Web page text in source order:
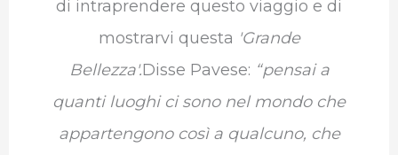
di intraprendere questo viaggio e di
mostrarvi questa 'Grande
Bellezza'.Disse Pavese: “pensai a
quanti luoghi ci sono nel mondo che
appartengono così a qualcuno, che